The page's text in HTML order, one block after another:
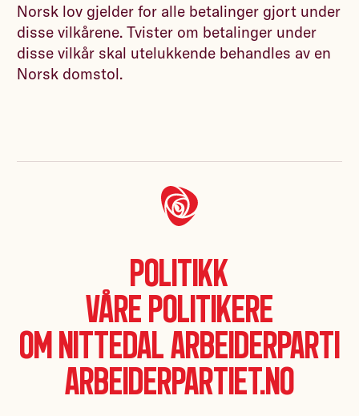
Norsk lov gjelder for alle betalinger gjort under
disse vilkårene. Tvister om betalinger under
disse vilkår skal utelukkende behandles av en
Norsk domstol.
Politikk
Våre politikere
Om Nittedal Arbeiderparti
Arbeiderpartiet.no